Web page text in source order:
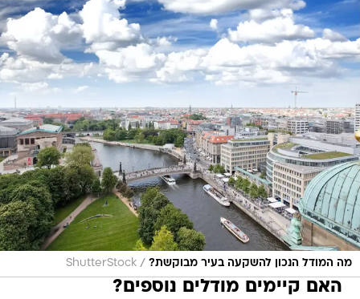
מה המודל הנכון להשקעה בעיר מבוקשת? /
ShutterStock
האם קיימים מודלים נוספים?